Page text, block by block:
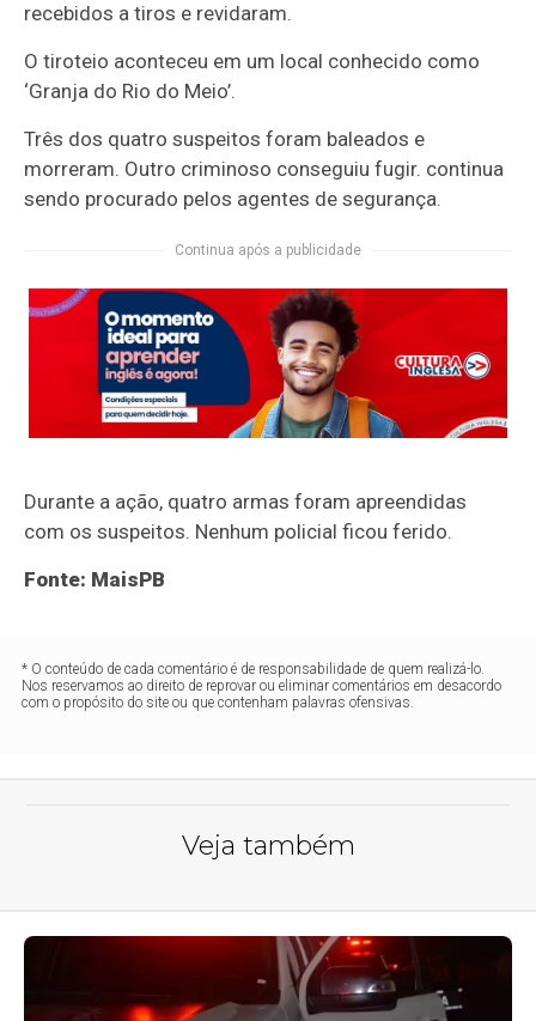
recebidos a tiros e revidaram.
O tiroteio aconteceu em um local conhecido como
‘Granja do Rio do Meio’.
Três dos quatro suspeitos foram baleados e
morreram. Outro criminoso conseguiu fugir. continua
sendo procurado pelos agentes de segurança.
Continua após a publicidade
Durante a ação, quatro armas foram apreendidas
com os suspeitos. Nenhum policial ficou ferido.
Fonte: MaisPB
* O conteúdo de cada comentário é de responsabilidade de quem realizá-lo.
Nos reservamos ao direito de reprovar ou eliminar comentários em desacordo
com o propósito do site ou que contenham palavras ofensivas.
Veja também